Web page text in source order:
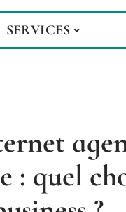
SERVICES
: quel